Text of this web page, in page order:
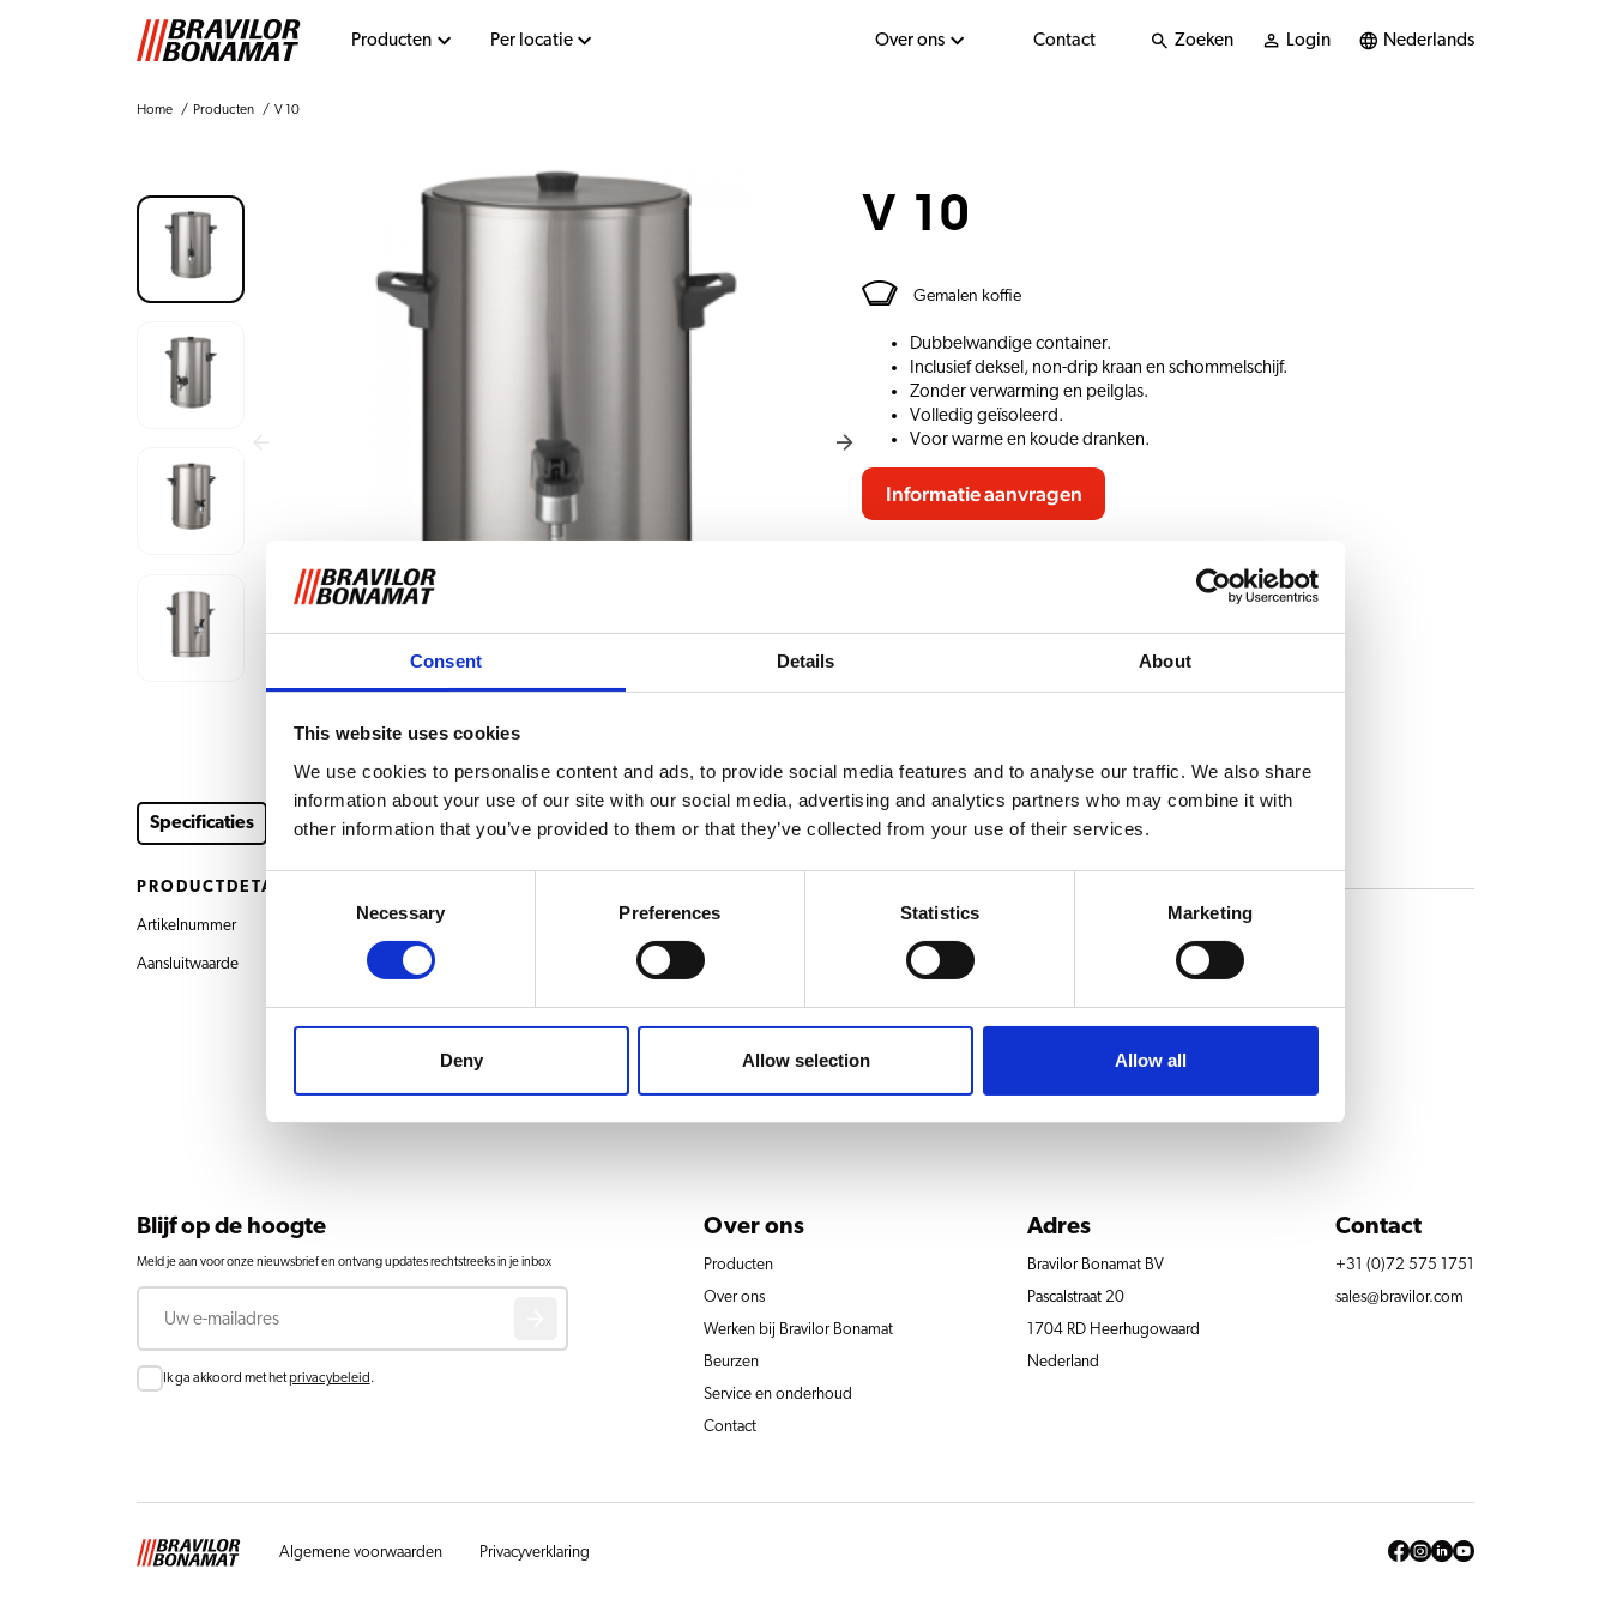
Consent Details About
This website uses cookies
We use cookies to personalise content and ads, to provide social media features and to analyse our traffic. We also share
information about your use of our site with our social media, advertising and analytics partners who may combine it with
other information that you’ve provided to them or that they’ve collected from your use of their services.
Consent
Necessary Preferences Statistics Marketing
Deny Allow selection Allow all
Producten Per locatie Over ons Contact Zoeken Login Nederlands
Home Producten V 10
V 10
Gemalen koffie
Dubbelwandige container.
Inclusief deksel, non-drip kraan en schommelschijf.
Zonder verwarming en peilglas.
Volledig geïsoleerd.
Voor warme en koude dranken.
Informatie aanvragen
Specificaties Accessoires
PRODUCTDETAILS
Artikelnummer 8.421.001.520 V 10
Aansluitwaarde Geen aansluitwaarde
Koffie
Blijf op de hoogte
Meld je aan voor onze nieuwsbrief en ontvang updates rechtstreeks in je inbox
E-mail
Toestemming
Ik ga akkoord met hetprivacybeleid.
Over ons
Producten
Over ons
Werken bij Bravilor Bonamat
Beurzen
Service en onderhoud
Contact
Adres
Bravilor Bonamat BV
Pascalstraat 20
1704 RD Heerhugowaard
Nederland
Contact
+31 (0)72 575 1751
sales@bravilor.com
Algemene voorwaarden Privacyverklaring